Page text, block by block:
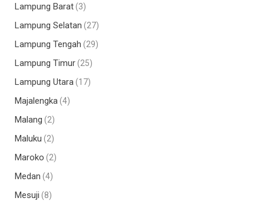
Lampung Barat(3)
Lampung Selatan (27)
Lampung Tengah (29)
Lampung Timur(25)
Lampung Utara(17)
Majalengka(4)
Malang (2)
Maluku (2)
Maroko (2)
Medan (4)
Mesuji (8)